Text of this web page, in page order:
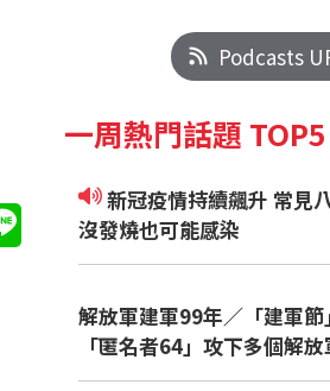
Podcasts
一周熱門話題 TOP5
新冠疫情持續飆升 常見八大症狀
沒發燒也可能感染
解放軍建軍99年／「建軍節
「匿名者64」攻下多個解